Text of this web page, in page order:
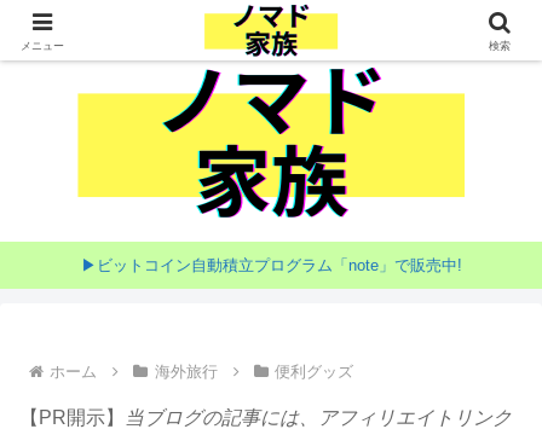
家族で目指す海外移住
▶ビットコイン自動積立プログラム「note」で販売中!
ホーム 海外旅行 便利グッズ
【PR開示】
当ブログの記事には、アフィリエイトリンク
メニュー 検索